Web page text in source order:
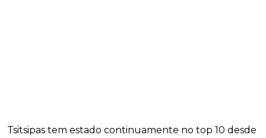
Tsitsipas tem estado continuamente no top 10 desde